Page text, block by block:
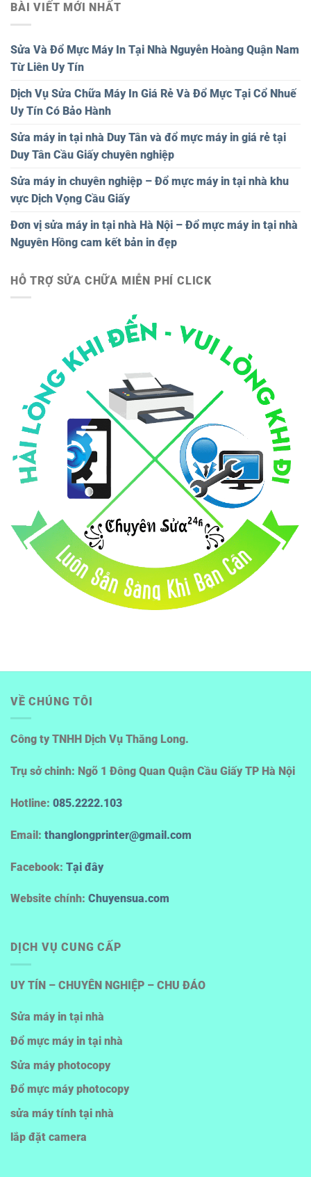
BÀI VIẾT MỚI NHẤT
Sửa Và Đổ Mực Máy In Tại Nhà Nguyễn Hoàng Quận Nam
Từ Liên Uy Tín
Dịch Vụ Sửa Chữa Máy In Giá Rẻ Và Đổ Mực Tại Cổ Nhuế
Uy Tín Có Bảo Hành
Sửa máy in tại nhà Duy Tân và đổ mực máy in giá rẻ tại
Duy Tân Cầu Giấy chuyên nghiệp
Sửa máy in chuyên nghiệp – Đổ mực máy in tại nhà khu
vực Dịch Vọng Cầu Giấy
Đơn vị sửa máy in tại nhà Hà Nội – Đổ mực máy in tại nhà
Nguyên Hồng cam kết bản in đẹp
HỖ TRỢ SỬA CHỮA MIỄN PHÍ CLICK
VỀ CHÚNG TÔI
Công ty TNHH Dịch Vụ Thăng Long.
Trụ sở chinh: Ngõ 1 Đông Quan Quận Cầu Giấy TP Hà Nội
Hotline: 085.2222.103
Email: thanglongprinter@gmail.com
Facebook: Tại đây
Website chính: Chuyensua.com
DỊCH VỤ CUNG CẤP
UY TÍN – CHUYÊN NGHIỆP – CHU ĐÁO
Sửa máy in tại nhà
Đổ mực máy in tại nhà
Sửa máy photocopy
Đổ mực máy photocopy
sửa máy tính tại nhà
lắp đặt camera